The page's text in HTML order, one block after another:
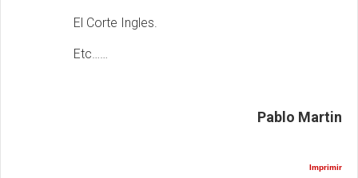
El Corte Ingles.
Etc……
Pablo Martin
Imprimir